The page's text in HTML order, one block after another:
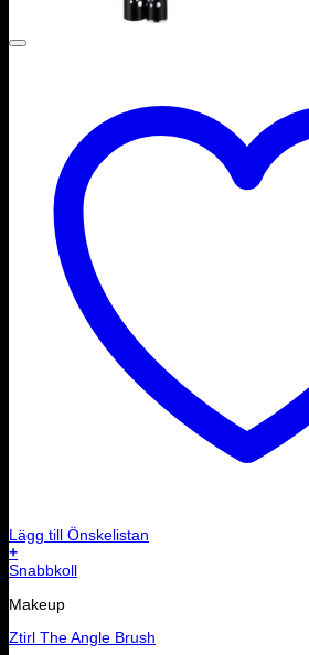
Lägg till Önskelistan
+
Snabbkoll
Makeup
Ztirl The Angle Brush